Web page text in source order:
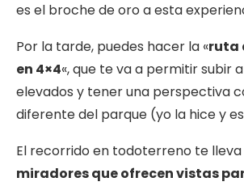
es el broche de oro a esta
Por la tarde, puedes hacer la «ruta
en 4×4«, que te va a permitir subir
elevados y tener una perspectiva
diferente del parque (yo la hice y
El recorrido en todoterreno te lleva
miradores que ofrecen vistas